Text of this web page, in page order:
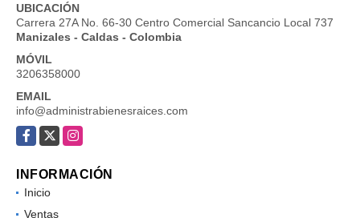
UBICACIÓN
Carrera 27A No. 66-30 Centro Comercial Sancancio Local 737
Manizales - Caldas - Colombia
MÓVIL
3206358000
EMAIL
info@administrabienesraices.com
Facebook
X Instagram
INFORMACIÓN
Inicio
Ventas